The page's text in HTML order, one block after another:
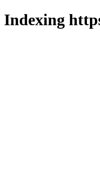
Indexing